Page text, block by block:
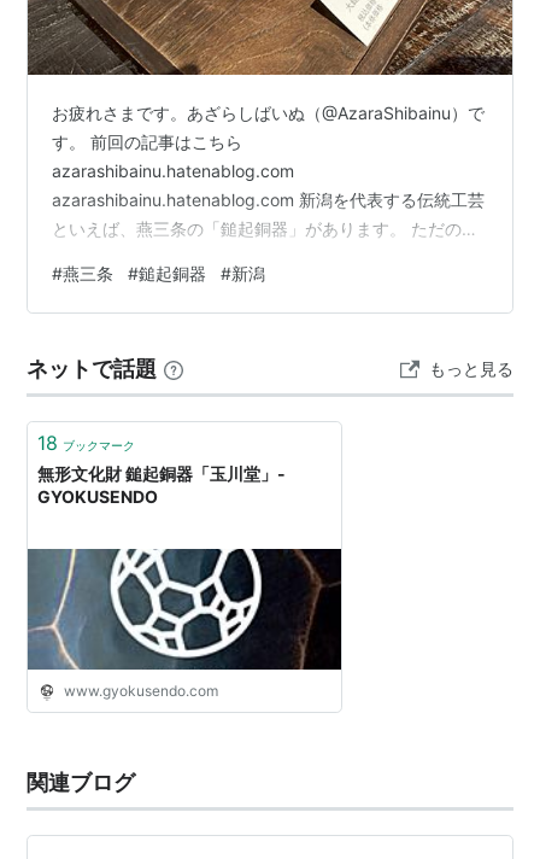
お疲れさまです。あざらしばいぬ（@AzaraShibainu）で
す。 前回の記事はこちら
azarashibainu.hatenablog.com
azarashibainu.hatenablog.com 新潟を代表する伝統工芸
といえば、燕三条の「鎚起銅器」があります。 ただの真
器に仕上げていく工法です。 燕三条駅近くにある「玉川
堂」という工房で、どうやら工場見学をやっているらし
くぐり、中の畳スペースでしばらく待機します。 工場見
学は予約しておくとスムーズに受付していただけます
が、当日飛び入…
#燕三条 #鎚起銅器 #新潟
ネットで話題 もっと見る
18 ブックマーク
無形文化財 鎚起銅器「玉川堂」-
GYOKUSENDO
www.gyokusendo.com
関連ブログ